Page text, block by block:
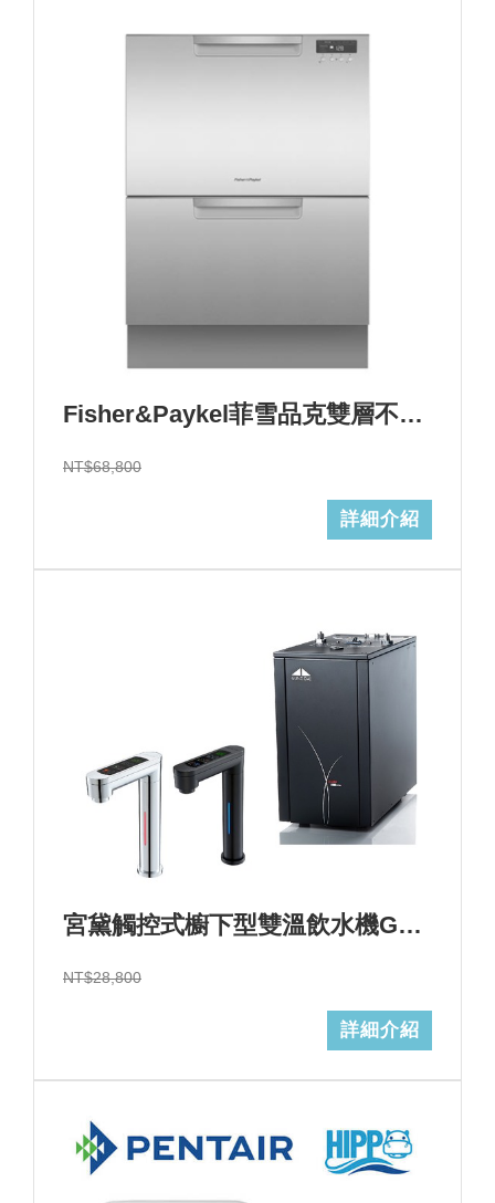
Fisher&Paykel菲雪品克雙層不鏽鋼洗碗機(14人份)型號:DD60DCHX9+基本安裝 (加Line ID:@ye888)結帳折$6800
NT$68,800
詳細介紹
宮黛觸控式櫥下型雙溫飲水機GD-600心+基本安裝+GD濾心 (加Line ID:@ye888)
NT$28,800
詳細介紹